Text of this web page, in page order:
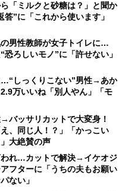
ら「ミルクと砂糖は？」と聞か
”に「これから使います」
の男性教師が女子トイレに…
ろしいモノ”に「許せない」
しっくりこない”男性→あか
万いいね「別人やん」「モ
→バッサリカットで大変身！
、同じ人！？」「かっこい
大絶賛の声
われ…カットで解決→イケオジ
フターに「うちの夫もお願い
ない」